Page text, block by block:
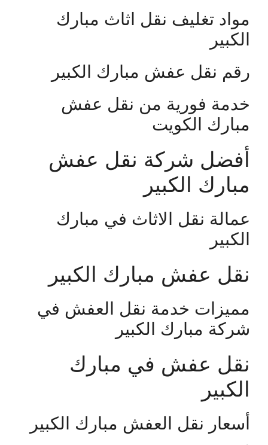
مواد تغليف نقل اثاث مبارك
الكبير
رقم نقل عفش مبارك الكبير
خدمة فورية من نقل عفش
مبارك الكويت
أفضل شركة نقل عفش
مبارك الكبير
عمالة نقل الاثاث في مبارك
الكبير
نقل عفش مبارك الكبير
مميزات خدمة نقل العفش في
شركة مبارك الكبير
نقل عفش في مبارك
الكبير
أسعار نقل العفش مبارك الكبير